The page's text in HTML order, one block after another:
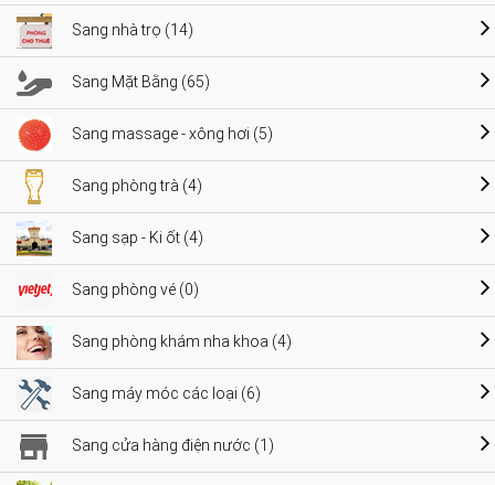
Sang nhà trọ (14)
Sang Mặt Bằng (65)
Sang massage - xông hơi (5)
Sang phòng trà (4)
Sang sạp - Ki ốt (4)
Sang phòng vé (0)
Sang phòng khám nha khoa (4)
Sang máy móc các loại (6)
Sang cửa hàng điện nước (1)